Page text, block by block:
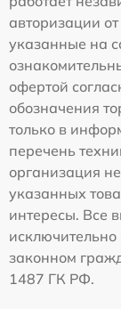
авторизации
указанные на
офертой
обозначения
только в
перечень
организация
указанных
интересы. Все
законном
1487 ГК РФ.